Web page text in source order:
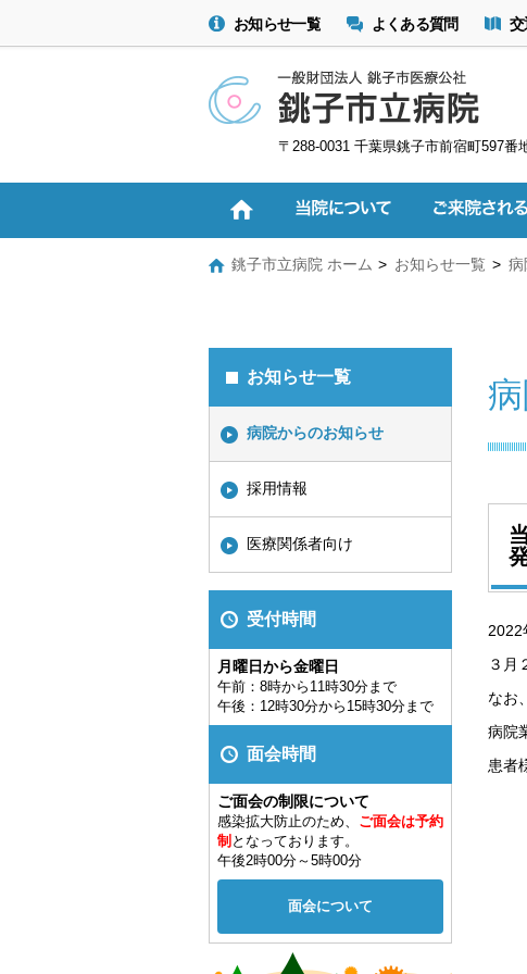
お知らせ一覧 よくある質問 交
〒288-0031 千葉県銚子市前宿町597番
銚子市立病院 ホーム お知らせ一覧 病
2022
３月
なお
病院
患者
お知らせ一覧
病院からのお知らせ
採用情報
医療関係者向け
受付時間
月曜日から金曜日
午前：8時から11時30分まで
午後：12時30分から15時30分まで
面会時間
ご面会の制限について
感染拡大防止のため、 ご面会は予約
制 となっております。
午後2時00分～5時00分
面会について